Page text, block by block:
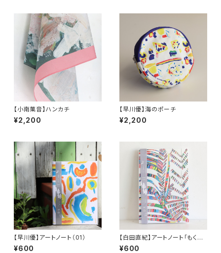
【小南菓音】ハンカチ
¥2,200
【早川優】海のポーチ
¥2,200
【早川優】アートノート（01）
¥600
【白田直紀】アートノート「もくれ
ん」
¥600